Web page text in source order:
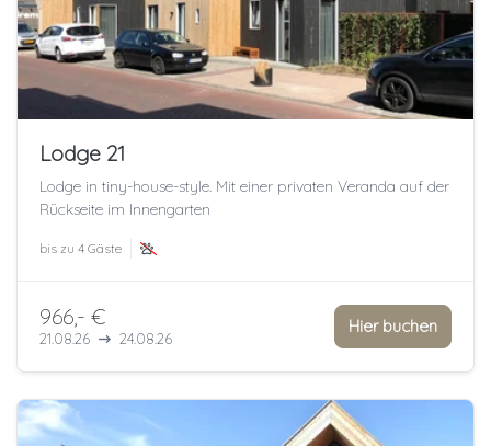
Lodge 21
Lodge in tiny-house-style. Mit einer privaten Veranda auf der
Rückseite im Innengarten
bis zu 4 Gäste
966,- €
21.08.26 24.08.26
Hier buchen